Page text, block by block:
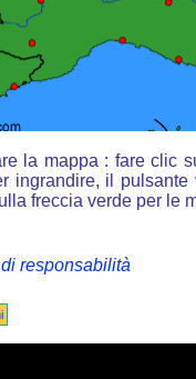
la mappa : fare clic
ingrandire, il
freccia verde per le
responsabilità